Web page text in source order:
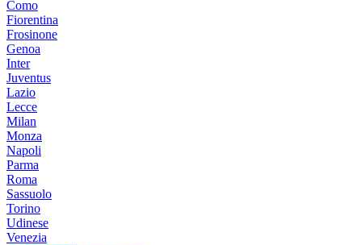
Como
Fiorentina
Frosinone
Genoa
Inter
Juventus
Lazio
Lecce
Milan
Monza
Napoli
Parma
Roma
Sassuolo
Torino
Udinese
Venezia